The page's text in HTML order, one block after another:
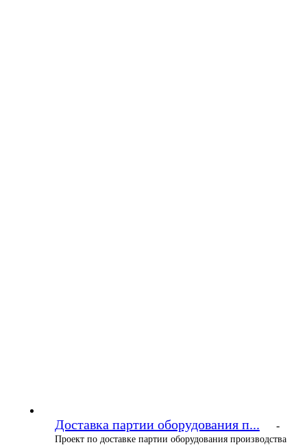
Доставка партии оборудования п... -
Проект по доставке партии оборудования производства